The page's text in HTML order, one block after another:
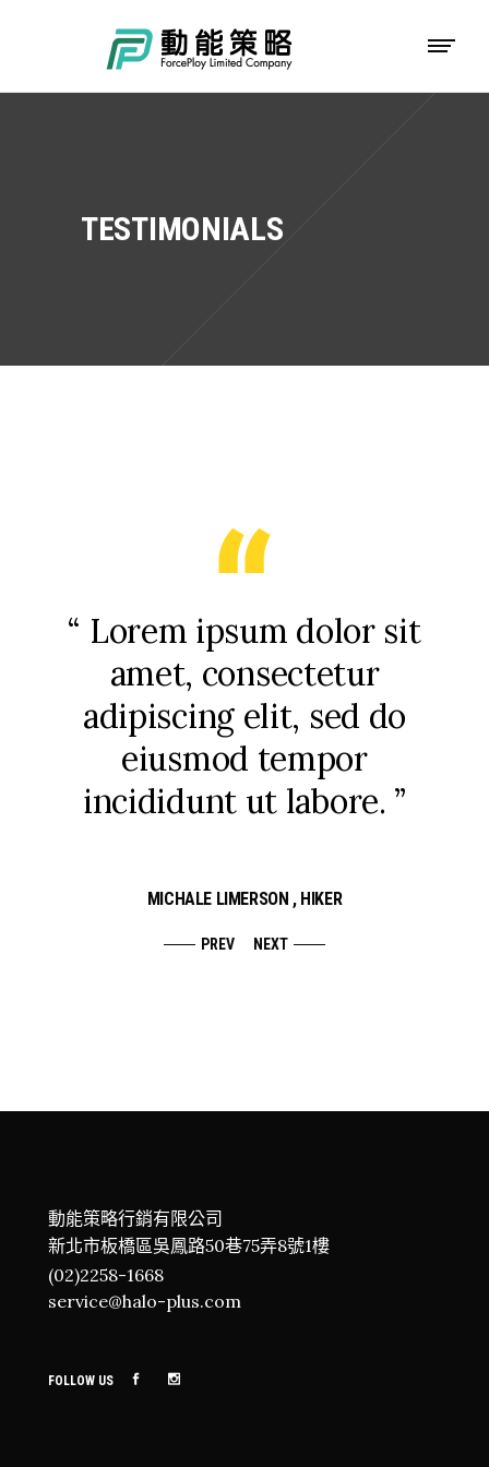
TESTIMONIALS
“ Lorem ipsum dolor sit
amet, consectetur
adipiscing elit, sed do
eiusmod tempor
incididunt ut labore. ”
MICHALE LIMERSON , HIKER
PREV NEXT
動能策略行銷有限公司
新北市板橋區吳鳳路50巷75弄8號1樓
(02)2258-1668
service@halo-plus.com
FOLLOW US